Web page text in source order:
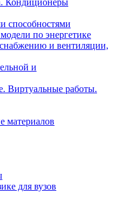
Кондиционеры
способностями
по энергетике
и вентиляции,
и
Виртуальные работы.
материалов
для вузов